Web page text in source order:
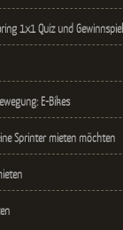
1x1 Quiz und Gewinnspiel
E-Bikes
Sprinter mieten möchten